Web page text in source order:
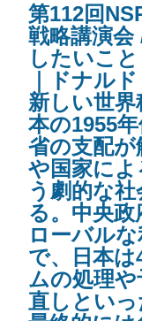
第112回
戦略講演会
したいこ
｜ドナル
新しい世界
本の1955
省の支配が
や国家に
う劇的な
る。中央
ローバル
で、日本
ムの処理
直しといっ